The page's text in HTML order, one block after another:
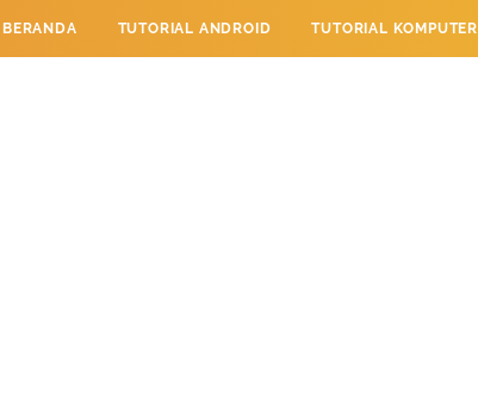
BERANDA TUTORIAL ANDROID TUTORIAL KOMPUTER